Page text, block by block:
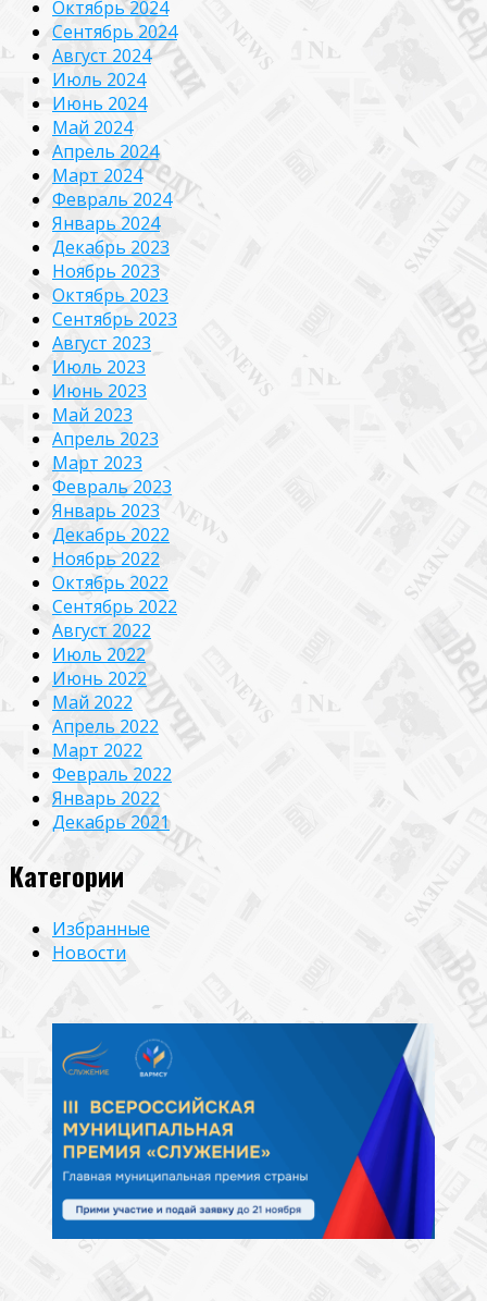
Октябрь 2024
Сентябрь 2024
Август 2024
Июль 2024
Июнь 2024
Май 2024
Апрель 2024
Март 2024
Февраль 2024
Январь 2024
Декабрь 2023
Ноябрь 2023
Октябрь 2023
Сентябрь 2023
Август 2023
Июль 2023
Июнь 2023
Май 2023
Апрель 2023
Март 2023
Февраль 2023
Январь 2023
Декабрь 2022
Ноябрь 2022
Октябрь 2022
Сентябрь 2022
Август 2022
Июль 2022
Июнь 2022
Май 2022
Апрель 2022
Март 2022
Февраль 2022
Январь 2022
Декабрь 2021
Категории
Избранные
Новости